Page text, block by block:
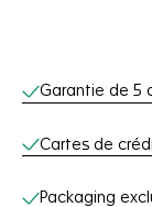
Services
Garantie de 5
Cartes de
Packaging